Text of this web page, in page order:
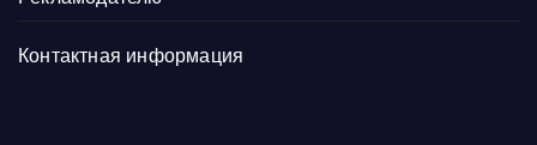
Контактная информация